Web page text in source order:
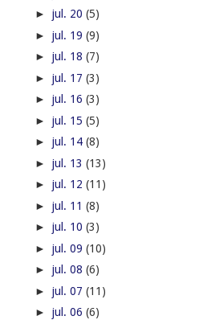
► jul. 20 (5)
► jul. 19 (9)
► jul. 18 (7)
► jul. 17 (3)
► jul. 16 (3)
► jul. 15 (5)
► jul. 14 (8)
► jul. 13 (13)
► jul. 12 (11)
► jul. 11 (8)
► jul. 10 (3)
► jul. 09 (10)
► jul. 08 (6)
► jul. 07 (11)
► jul. 06 (6)